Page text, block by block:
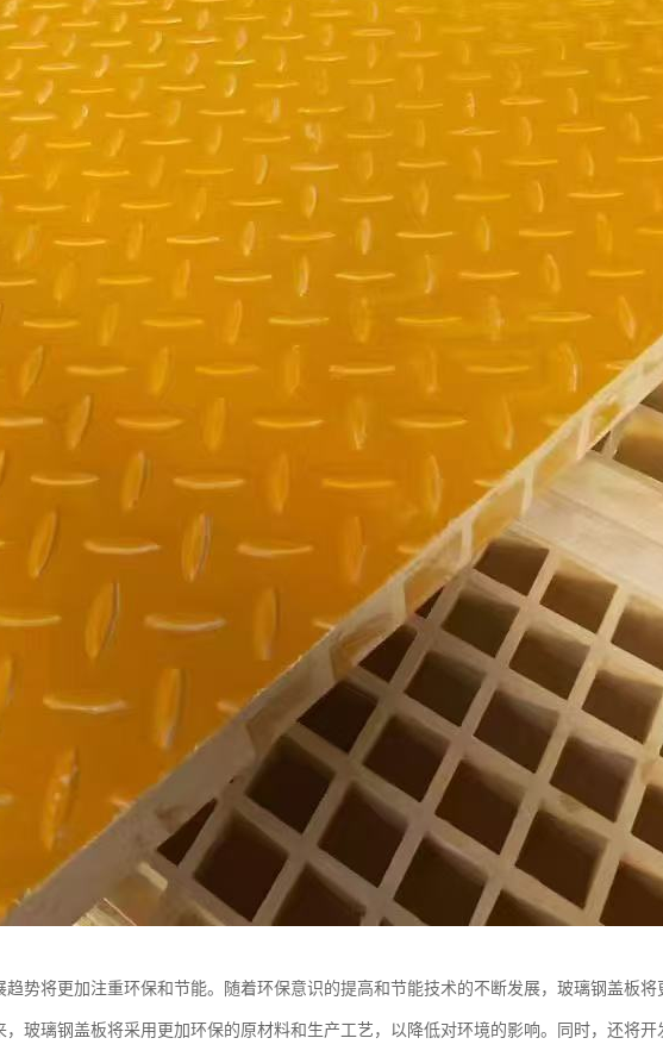
趋势将更加注重环保和节能。随着环保意识的提高和节能技术的不断发展，玻璃钢盖板将
，玻璃钢盖板将采用更加环保的原材料和生产工艺，以降低对环境的影响。同时，还将开